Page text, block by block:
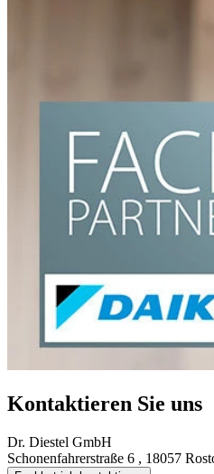
Kontaktieren Sie uns
Dr. Diestel GmbH
Schonenfahrerstraße 6 , 18057